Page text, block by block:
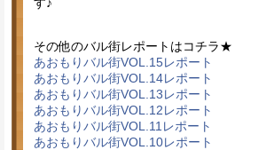
その他のバル街レポートはコチラ★
あおもりバル街VOL.15レポート
あおもりバル街VOL.14レポート
あおもりバル街VOL.13レポート
あおもりバル街VOL.12レポート
あおもりバル街VOL.11レポート
あおもりバル街VOL.10レポート